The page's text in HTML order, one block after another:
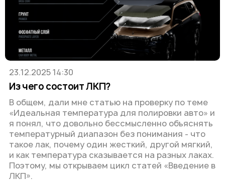
23.12.2025 14:30
Из чего состоит ЛКП?
В общем, дали мне статью на проверку по теме
«Идеальная температура для полировки авто» и
я понял, что довольно бессмысленно объяснять
температурный диапазон без понимания - что
такое лак, почему один жесткий, другой мягкий,
и как температура сказывается на разных лаках.
Поэтому, мы открываем цикл статей «Введение в
ЛКП».